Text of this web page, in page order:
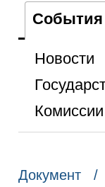
События
Новости
Документ /